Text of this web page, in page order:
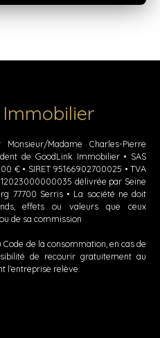
Madame Charles-Pierre
de GoodLink Immobilier • SAS
€ • SIRET 95166902700025 • TVA
délivrée par Seine
77700 Serris • La société ne doit
effets ou valeurs que ceux
de sa commission
Code de la consommation, en cas de
de recourir gratuitement au
l’entreprise relève.